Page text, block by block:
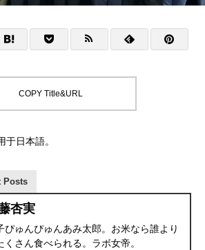
COPY Title&URL
于日本語。
Posts
杏実
ぴゅんぴゅんあみ太郎。お米なら誰より
くさん食べられる。ラボ女帝。